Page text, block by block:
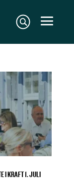
I KRAFT 1. JULI